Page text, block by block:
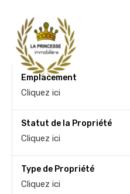
Emplacement
Cliquez ici
Statut de la Propriété
Cliquez ici
Type de Propriété
Cliquez ici